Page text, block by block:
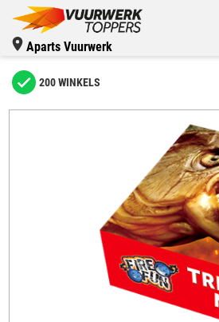
Aparts Vuurwerk
200 WINKELS